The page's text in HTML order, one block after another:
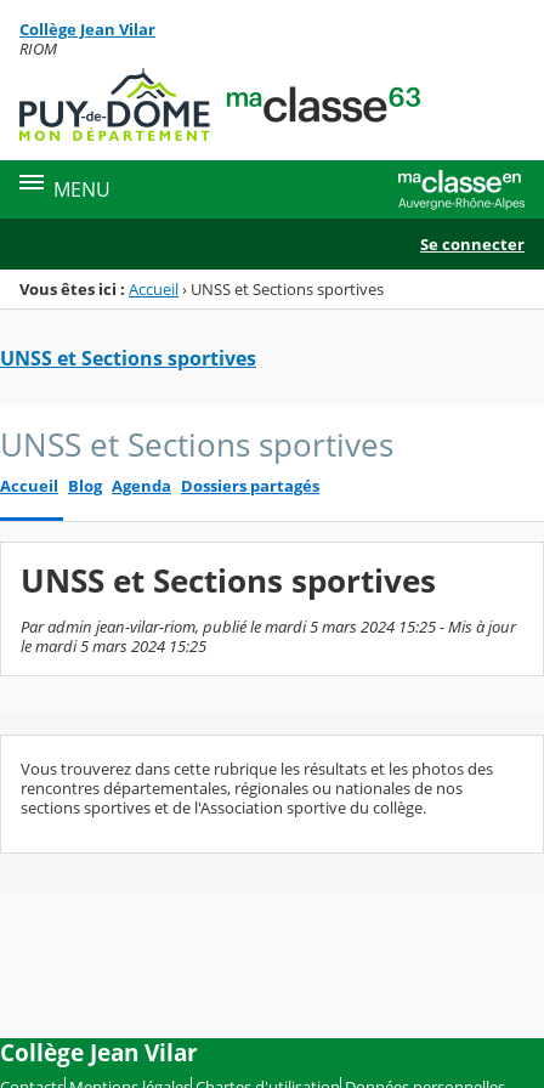
Menu de la rubrique
Contenu
Collège Jean Vilar
RIOM
MENU
Se connecter
Vous êtes ici : Accueil› UNSS et Sections sportives
UNSS et Sections sportives
UNSS et Sections sportives
Accueil Blog Agenda Dossiers partagés
UNSS et Sections sportives
Par admin jean-vilar-riom, publié le mardi 5 mars 2024 15:25 - Mis à jour
le mardi 5 mars 2024 15:25
Vous trouverez dans cette rubrique les résultats et les photos des
rencontres départementales, régionales ou nationales de nos
sections sportives et de l'Association sportive du collège.
Collège Jean Vilar